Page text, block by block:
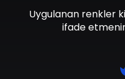
Uygulanan renkler
ifade